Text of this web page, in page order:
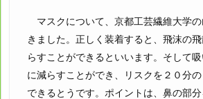
マスクについて、京都工芸繊維大学
きました。正しく装着すると、飛沫の
らすことができるといいます。そして吸
に減らすことができ、リスクを２０分
できるとうです。ポイントは、鼻の部